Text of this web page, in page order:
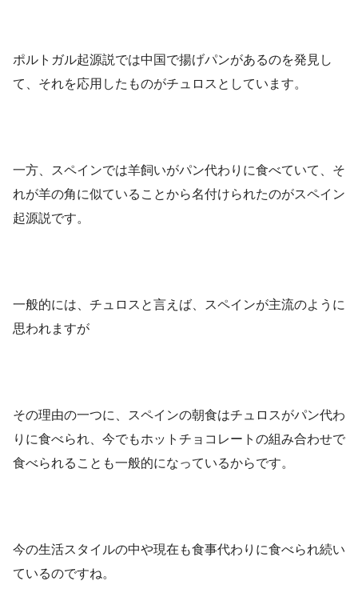
ポルトガル起源説では中国で揚げパンがあるのを発見し
て、それを応用したものがチュロスとしています。
一方、スペインでは羊飼いがパン代わりに食べていて、そ
れが羊の角に似ていることから名付けられたのがスペイン
起源説です。
一般的には、チュロスと言えば、スペインが主流のように
思われますが
その理由の一つに、スペインの朝食はチュロスがパン代わ
りに食べられ、今でもホットチョコレートの組み合わせで
食べられることも一般的になっているからです。
今の生活スタイルの中や現在も食事代わりに食べられ続い
ているのですね。